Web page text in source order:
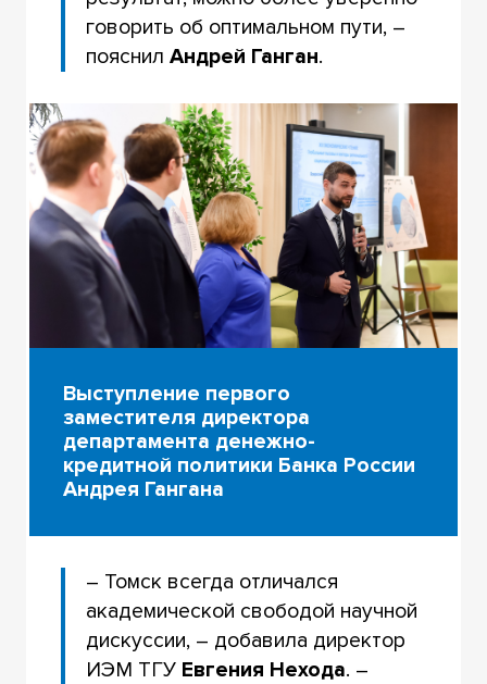
говорить об оптимальном пути, –
пояснилАндрей Ганган.
Выступление первого
заместителя директора
департамента денежно-
кредитной политики Банка России
Андрея Гангана
– Томск всегда отличался
академической свободой научной
дискуссии, – добавила директор
ИЭМ ТГУ Евгения Нехода. –